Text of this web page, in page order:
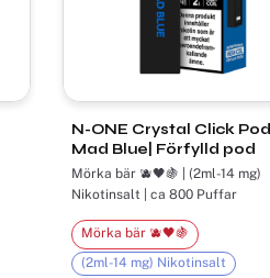
N-ONE Crystal Click Pod|
Mad Blue| Förfylld pod
Mörka bär 🫐🖤🍇 | (2ml-14 mg)
Nikotinsalt | ca 800 Puffar
Mörka bär 🫐🖤🍇
(2ml-14 mg) Nikotinsalt